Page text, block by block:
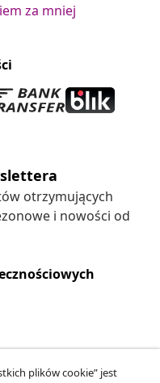
za mniej
otrzymujących
i nowości od
dotyczącej
plików cookie” jest